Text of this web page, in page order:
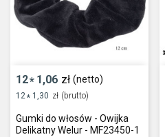
12* 1,06 zł (netto)
12* 1,30 zł (brutto)
Gumki do włosów - Owijka
Delikatny Welur - MF23450-1